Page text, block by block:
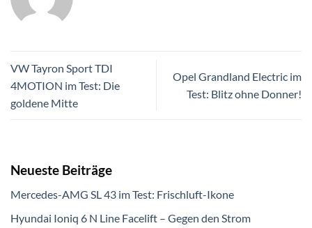
VW Tayron Sport TDI
4MOTION im Test: Die
goldene Mitte
Opel Grandland Electric im
Test: Blitz ohne Donner!
Neueste Beiträge
Mercedes-AMG SL 43 im Test: Frischluft-Ikone
Hyundai Ioniq 6 N Line Facelift – Gegen den Strom